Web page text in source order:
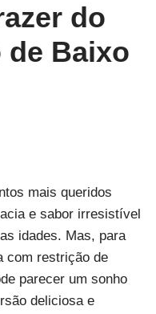
do
de Baixo
mais queridos
e sabor irresistível
idades. Mas, para
com restrição de
parecer um sonho
deliciosa e